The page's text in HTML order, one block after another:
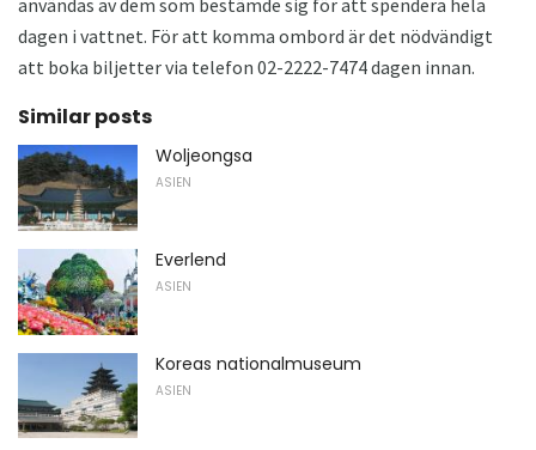
användas av dem som bestämde sig för att spendera hela
dagen i vattnet. För att komma ombord är det nödvändigt
att boka biljetter via telefon 02-2222-7474 dagen innan.
Similar posts
Woljeongsa
ASIEN
Everlend
ASIEN
Koreas nationalmuseum
ASIEN